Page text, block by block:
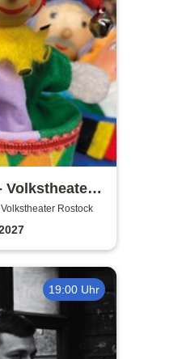
Volkstheater
Rostock
19:00 Uhr